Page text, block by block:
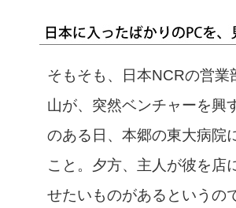
そもそも、日本NCRの営
山が、突然ベンチャーを興
のある日、本郷の東大病院
こと。夕方、主人が彼を店
せたいものがあるというの